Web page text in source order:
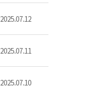
2025.07.12
2025.07.11
2025.07.10